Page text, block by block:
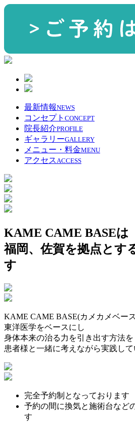
最新情報NEWS
コンセプト CONCEPT
院長紹介PROFILE
ギャラリーGALLERY
メニュー・料金MENU
アクセスACCESS
KAME CAME BASEは
福岡、佐賀を拠点とす
す
KAME CAME BASE(カメカメベー
東洋医学をベースにし
身体本来の治る力を引き出す方法を
患者様と一緒に考えながら実践し
完全予約制となっております
予約の間に換気と施術台など
す